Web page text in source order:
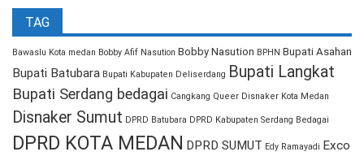
TAG
Bawaslu Kota medan Bobby Afif Nasution Bobby Nasution BPHN Bupati Asahan
Bupati Batubara Bupati Kabupaten Deliserdang Bupati Langkat
Bupati Serdang bedagai Cangkang Queer Disnaker Kota Medan
Disnaker Sumut DPRD Batubara DPRD Kabupaten Serdang Bedagai
DPRD KOTA MEDAN DPRD SUMUT Edy Ramayadi Exco